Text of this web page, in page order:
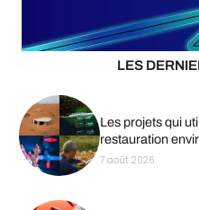
LES
Les projets qui
restauration
7 août 2026